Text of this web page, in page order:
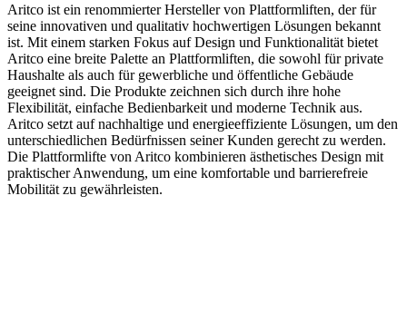
Aritco ist ein renommierter Hersteller von Plattformliften, der für
seine innovativen und qualitativ hochwertigen Lösungen bekannt
ist. Mit einem starken Fokus auf Design und Funktionalität bietet
Aritco eine breite Palette an Plattformliften, die sowohl für private
Haushalte als auch für gewerbliche und öffentliche Gebäude
geeignet sind. Die Produkte zeichnen sich durch ihre hohe
Flexibilität, einfache Bedienbarkeit und moderne Technik aus.
Aritco setzt auf nachhaltige und energieeffiziente Lösungen, um den
unterschiedlichen Bedürfnissen seiner Kunden gerecht zu werden.
Die Plattformlifte von Aritco kombinieren ästhetisches Design mit
praktischer Anwendung, um eine komfortable und barrierefreie
Mobilität zu gewährleisten.​